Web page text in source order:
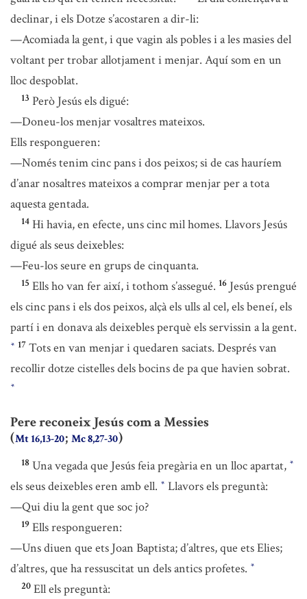
declinar, i els Dotze s’acostaren a dir-li:
—Acomiada la gent, i que vagin als pobles i a les masies del
voltant per trobar allotjament i menjar. Aquí som en un
lloc despoblat.
13 Però Jesús els digué:
—Doneu-los menjar vosaltres mateixos.
Ells respongueren:
—Només tenim cinc pans i dos peixos; si de cas hauríem
d’anar nosaltres mateixos a comprar menjar per a tota
aquesta gentada.
14 Hi havia, en efecte, uns cinc mil homes. Llavors Jesús
digué als seus deixebles:
—Feu-los seure en grups de cinquanta.
15 Ells ho van fer així, i tothom s’assegué. 16 Jesús prengué
els cinc pans i els dos peixos, alçà els ulls al cel, els beneí, els
partí i en donava als deixebles perquè els servissin a la gent.
* 17 Tots en van menjar i quedaren saciats. Després van
recollir dotze cistelles dels bocins de pa que havien sobrat.
*
Pere reconeix Jesús com a Messies
(Mt 16,13-20; Mc 8,27-30)
18 Una vegada que Jesús feia pregària en un lloc apartat, *
els seus deixebles eren amb ell. * Llavors els preguntà:
—Qui diu la gent que soc jo?
19 Ells respongueren:
—Uns diuen que ets Joan Baptista; d’altres, que ets Elies;
d’altres, que ha ressuscitat un dels antics profetes. *
20 Ell els preguntà: